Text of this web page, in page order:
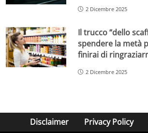
2 Dicembre 2025
Il trucco “dello
spendere la metà
finirai di
2 Dicembre 2025
Disclaimer Privacy Policy